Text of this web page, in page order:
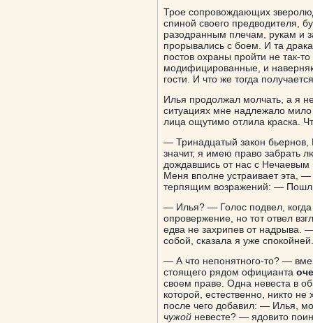
Трое сопровождающих
спиной своего предводителя,
разодранным плечам, рукам и
прорывались с боем. И та
постов охраны пройти не так-
модифицированные, и
гости. И что же тогда
Илья продолжал молчать, а я
ситуациях мне надлежало мило
лица ощутимо отлила краска.
— Тринадцатый закон бьернов,
значит, я имею право забрать
дождавшись от нас с
Меня вполне устраивает эта, —
терпящим возражений: —
— Илья? — Голос подвел, когда
опровержение, но тот отвел
едва не захрипев от надрыва.
собой, сказала я уже спокойней.
— А что непонятного-то? —
стоящего рядом официанта
своем праве. Одна невеста в
которой, естественно, никто
после чего добавил: — Илья,
чужой невесте? — ядовито